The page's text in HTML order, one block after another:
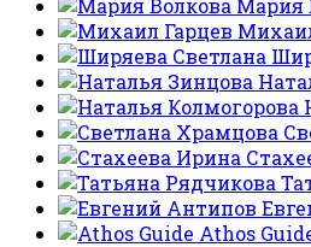
Мария
Athos